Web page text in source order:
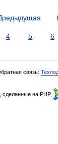
4 5 6
связь:
, сделанные на PHP,